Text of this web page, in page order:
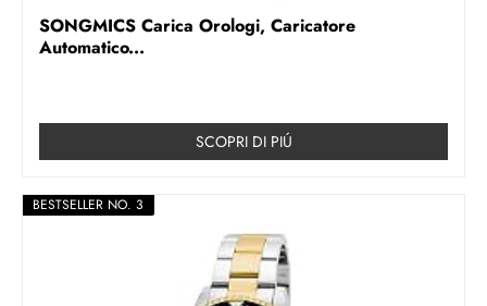
SONGMICS Carica Orologi, Caricatore
Automatico...
SCOPRI DI PIÚ
BESTSELLER NO. 3